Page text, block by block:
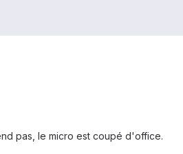
pas, le micro est coupé d'office.